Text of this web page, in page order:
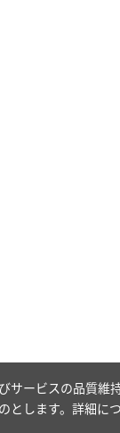
サービスの品質
とします。詳細